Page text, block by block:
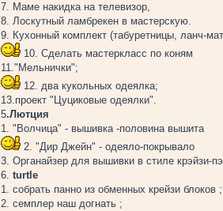
7. Маме накидка на телевизор,
8. Лоскутный ламбрекен в мастерскую.
9. Кухонный комплект (табуретницы, ланч-
10. Сделать мастеркласс по коням
11."Мельнички";
12. два кукольных одеялка;
13.проект "Цуциковые одеялки".
5.Лютция
1. "Волчица" - вышивка -половина вышита
2. "Дир Джейн" - одеяло-покрывало
3. Органайзер для вышивки в стиле крэйзи-
6. turtle
1. собрать панно из обменных крейзи блоков ;
2. семплер наш догнать ;